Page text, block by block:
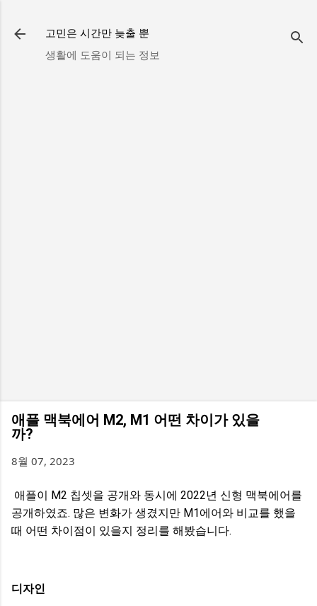
고민은 시간만 늦출 뿐
생활에 도움이 되는 정보
애플 맥북에어 M2, M1 어떤 차이가 있을
까?
8월 07, 2023
애플이 M2 칩셋을 공개와 동시에 2022년 신형 맥북에어를
공개하였죠. 많은 변화가 생겼지만 M1에어와 비교를 했을
때 어떤 차이점이 있을지 정리를 해봤습니다.
디자인